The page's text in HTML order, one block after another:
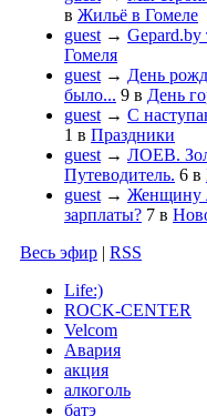
в Жильё в Гомеле
guest→ Gepard.by
Гомеля
guest→ День
было... 9 в День
guest→ С
1 в Праздники
guest→ ЛОЕВ.
Путеводитель. 6 в
guest→ Женщину
зарплаты? 7 в
Весь эфир
RSS
Life:)
ROCK-CENTER
Velcom
Авария
акция
алкоголь
батэ